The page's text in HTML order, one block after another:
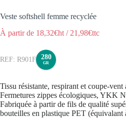
Veste softshell femme recyclée
À partir de 18,32€ht / 21,98€ttc
R901F 280
GR
Tissu résistante, respirant et coupe-
Fermetures zippes écologiques, YKK
Fabriquée à partir de fils de qualité
bouteilles en plastique PET (équivalant